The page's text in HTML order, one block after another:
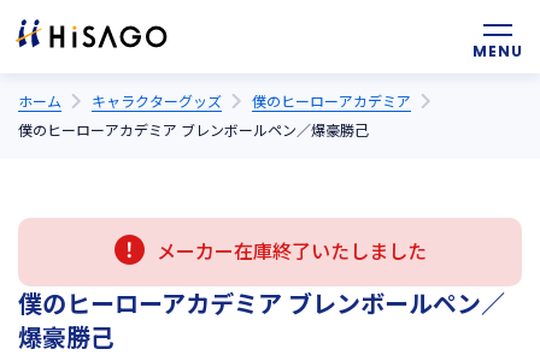
ホーム キャラクターグッズ
僕のヒーローアカデミア
僕のヒーローアカデミア ブレンボールペン／爆豪勝己
メーカー在庫終了いたしました
僕のヒーローアカデミア ブレンボールペン／
爆豪勝己